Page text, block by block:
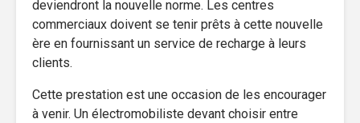
deviendront la nouvelle norme. Les centres
commerciaux doivent se tenir prêts à cette nouvelle
ère en fournissant un service de recharge à leurs
clients.
Cette prestation est une occasion de les encourager
à venir. Un électromobiliste devant choisir entre